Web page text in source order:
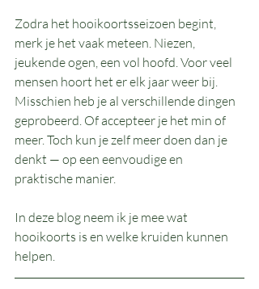
Zodra het hooikoortsseizoen begint,
merk je het vaak meteen. Niezen,
jeukende ogen, een vol hoofd. Voor veel
mensen hoort het er elk jaar weer bij.
Misschien heb je al verschillende dingen
geprobeerd. Of accepteer je het min of
meer. Toch kun je zelf meer doen dan je
denkt — op een eenvoudige en
praktische manier.
In deze blog neem ik je mee wat
hooikoorts is en welke kruiden kunnen
helpen.